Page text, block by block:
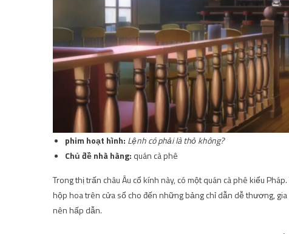
phim hoạt hình: Lệnh có phải là thỏ không?
Chủ đề nhà hàng: quán cà phê
Trong thị trấn châu Âu cổ kính này, có một quán cà phê kiểu
hộp hoa trên cửa sổ cho đến những bảng chỉ dẫn dễ thương,
nên hấp dẫn.